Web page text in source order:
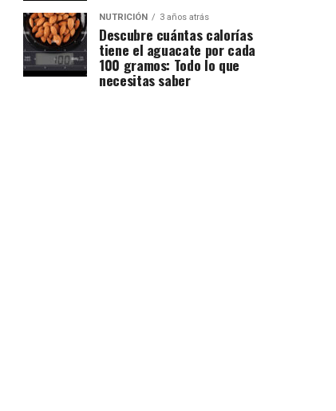
NUTRICIÓN 3 años atrás
Descubre cuántas calorías
tiene el aguacate por cada
100 gramos: Todo lo que
necesitas saber